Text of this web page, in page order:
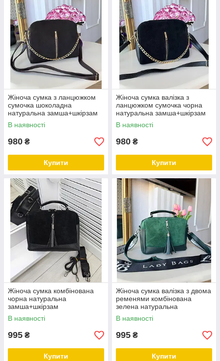
Жіноча сумка з ланцюжком
сумочка шоколадна
натуральна замша+шкірзам
В наявності
980 ₴
Купити
Жіноча сумка валізка з
ланцюжком сумочка чорна
натуральна замша+шкірзам
В наявності
980 ₴
Купити
Жіноча сумка комбінована
чорна натуральна
замша+шкірзам
В наявності
995 ₴
Купити
Жіноча сумка валізка з двома
ременями комбінована
зелена натуральна
замша+шкірзам
В наявності
995 ₴
Купити